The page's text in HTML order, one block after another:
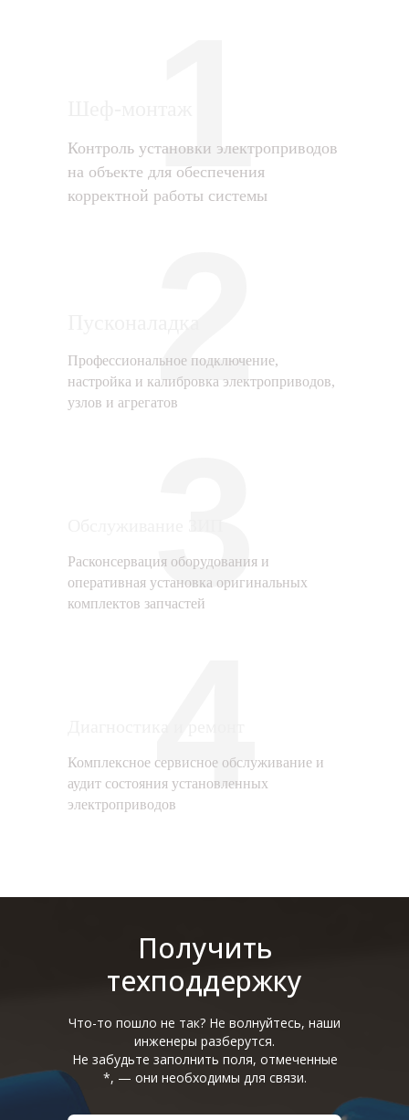
Контроль установки электроприводов
на объекте для обеспечения
корректной работы системы
1
Профессиональное подключение,
настройка и калибровка электроприводов,
узлов и агрегатов2
Расконсервация оборудования и
оперативная установка оригинальных
комплектов запчастей3
Комплексное сервисное обслуживание и
аудит состояния установленных
электроприводов4
Получить
техподдержку
Что-то пошло не так? Не волнуйтесь, наши
инженеры разберутся.
Не забудьте заполнить поля, отмеченные
*, — они необходимы для связи.